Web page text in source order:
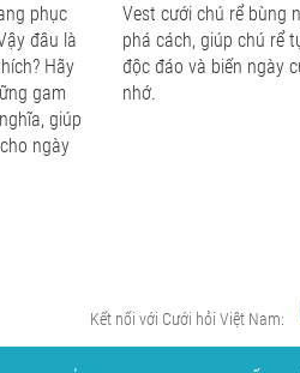
phục
đâu là
Hãy
gam
giúp
ngày
Vest cưới chú rể bùng
phá cách, giúp chú rể
độc đáo và biến ngày
nhớ.
Kết nối với Cưới hỏi Việt Nam: